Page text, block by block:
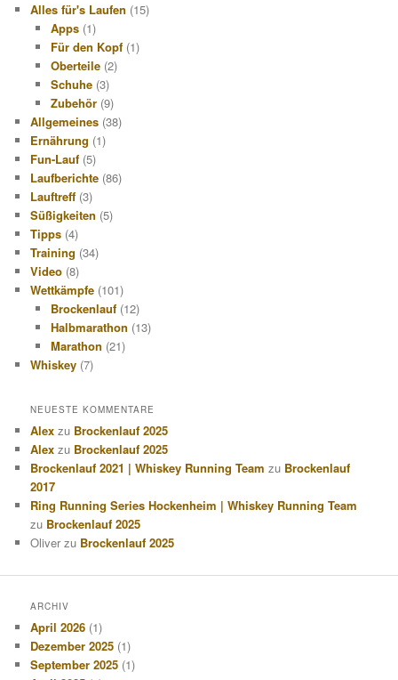
Alles für's Laufen (15)
Apps(1)
Für den Kopf(1)
Oberteile(2)
Schuhe(3)
Zubehör(9)
Allgemeines (38)
Ernährung (1)
Fun-Lauf (5)
Laufberichte (86)
Lauftreff (3)
Süßigkeiten (5)
Tipps (4)
Training (34)
Video (8)
Wettkämpfe (101)
Brockenlauf(12)
Halbmarathon (13)
Marathon (21)
Whiskey (7)
NEUESTE KOMMENTARE
Alex zu Brockenlauf 2025
Alex zu Brockenlauf 2025
Brockenlauf 2021 | Whiskey Running Team zu Brockenlauf
2017
Ring Running Series Hockenheim | Whiskey Running Team
zu Brockenlauf 2025
Oliver zu Brockenlauf 2025
ARCHIV
April 2026 (1)
Dezember 2025 (1)
September 2025 (1)